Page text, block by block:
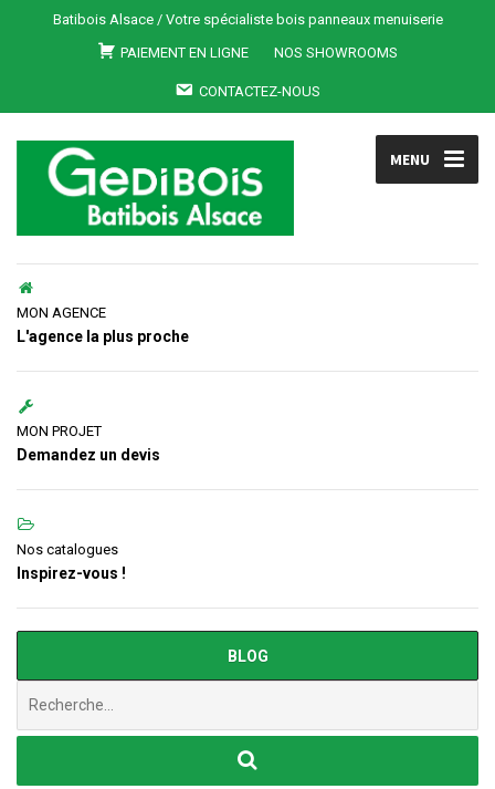
Batibois Alsace / Votre spécialiste bois panneaux menuiserie
PAIEMENT EN LIGNE
NOS SHOWROOMS
CONTACTEZ-NOUS
MENU
MON AGENCE
L'agence la plus proche
MON PROJET
Demandez un devis
Nos catalogues
Inspirez-vous !
BLOG